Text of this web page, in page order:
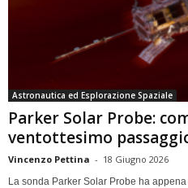
Astronautica ed Esplorazione Spaziale
Parker Solar Probe:
ventottesimo
Vincenzo Pettina - 18 Giugno 2026
La sonda Parker Solar Probe ha